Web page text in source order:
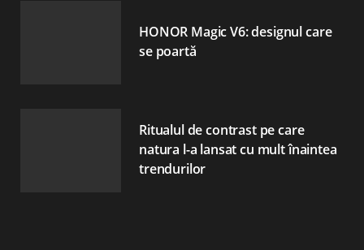
HONOR Magic V6: designul care
se poartă
Ritualul de contrast pe care
natura l-a lansat cu mult înaintea
trendurilor